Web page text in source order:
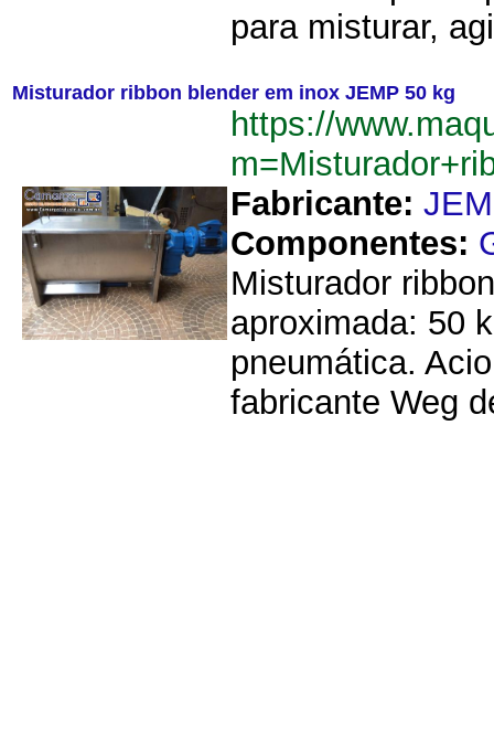
para misturar,
Misturador ribbon blender em inox JEMP 50 kg
https://
Fabricante:
Componentes:
Misturador
aproximada: 50
pneumática.
fabricante Weg